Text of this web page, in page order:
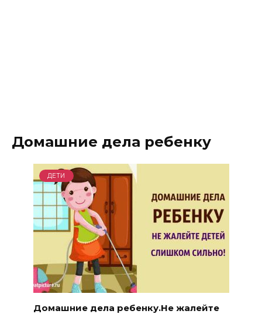
Домашние дела ребенку
ДЕТИ
Домашние дела ребенку.Не жалейте